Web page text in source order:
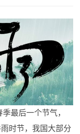
最后一个节气，
时节，我国大部分